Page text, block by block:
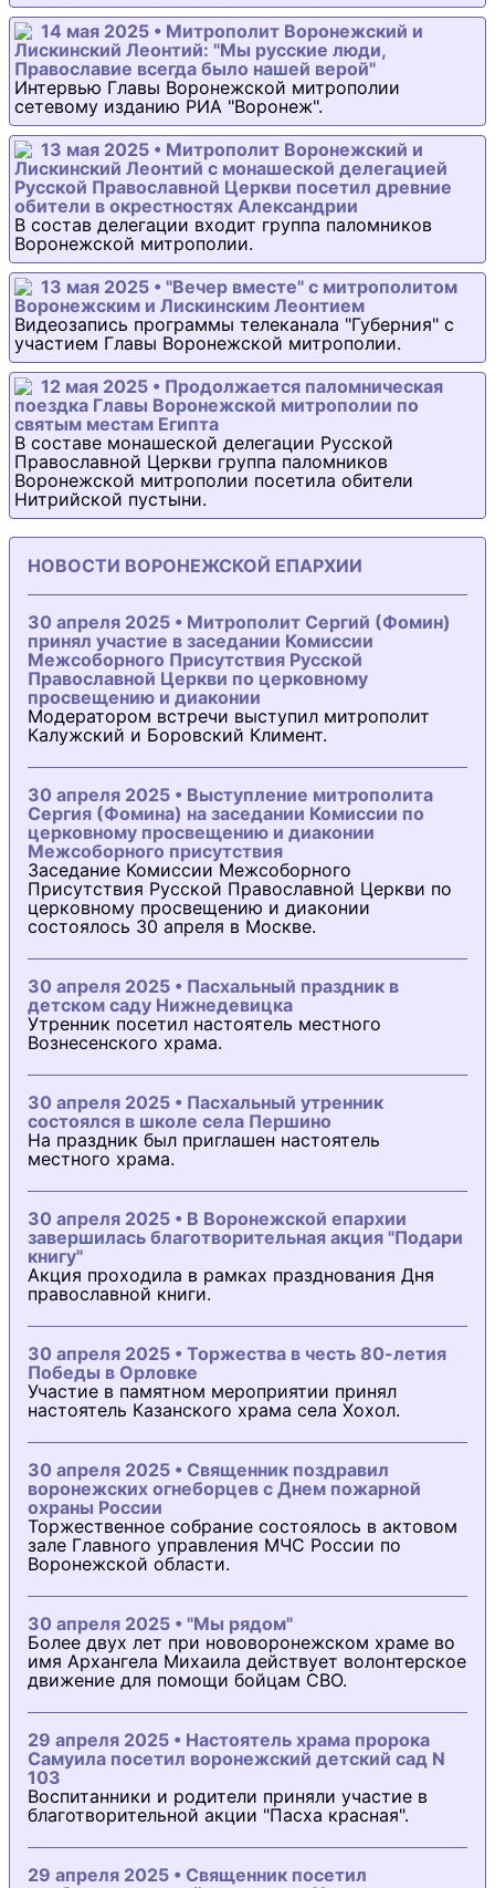
14 мая 2025 • Митрополит Воронежский и
Лискинский Леонтий: "Мы русские люди,
Православие всегда было нашей верой"
Интервью Главы Воронежской митрополии
сетевому изданию РИА "Воронеж".
13 мая 2025 • Митрополит Воронежский и
Лискинский Леонтий с монашеской делегацией
Русской Православной Церкви посетил древние
обители в окрестностях Александрии
В состав делегации входит группа паломников
Воронежской митрополии.
13 мая 2025 • "Вечер вместе" с митрополитом
Воронежским и Лискинским Леонтием
Видеозапись программы телеканала "Губерния" с
участием Главы Воронежской митрополии.
12 мая 2025 • Продолжается паломническая
поездка Главы Воронежской митрополии по
святым местам Египта
В составе монашеской делегации Русской
Православной Церкви группа паломников
Воронежской митрополии посетила обители
Нитрийской пустыни.
НОВОСТИ ВОРОНЕЖСКОЙ ЕПАРХИИ
30 апреля 2025 • Митрополит Сергий (Фомин)
принял участие в заседании Комиссии
Межсоборного Присутствия Русской
Православной Церкви по церковному
просвещению и диаконии
Модератором встречи выступил митрополит
Калужский и Боровский Климент.
30 апреля 2025 • Выступление митрополита
Сергия (Фомина) на заседании Комиссии по
церковному просвещению и диаконии
Межсоборного присутствия
Заседание Комиссии Межсоборного
Присутствия Русской Православной Церкви по
церковному просвещению и диаконии
состоялось 30 апреля в Москве.
30 апреля 2025 • Пасхальный праздник в
детском саду Нижнедевицка
Утренник посетил настоятель местного
Вознесенского храма.
30 апреля 2025 • Пасхальный утренник
состоялся в школе села Першино
На праздник был приглашен настоятель
местного храма.
30 апреля 2025 • В Воронежской епархии
завершилась благотворительная акция "Подари
книгу"
Акция проходила в рамках празднования Дня
православной книги.
30 апреля 2025 • Торжества в честь 80-летия
Победы в Орловке
Участие в памятном мероприятии принял
настоятель Казанского храма села Хохол.
30 апреля 2025 • Священник поздравил
воронежских огнеборцев с Днем пожарной
охраны России
Торжественное собрание состоялось в актовом
зале Главного управления МЧС России по
Воронежской области.
30 апреля 2025 • "Мы рядом"
Более двух лет при нововоронежском храме во
имя Архангела Михаила действует волонтерское
движение для помощи бойцам СВО.
29 апреля 2025 • Настоятель храма пророка
Самуила посетил воронежский детский сад N
103
Воспитанники и родители приняли участие в
благотворительной акции "Пасха красная".
29 апреля 2025 • Священник посетил